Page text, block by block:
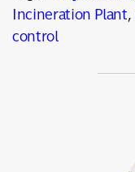
Incineration Plant,
control